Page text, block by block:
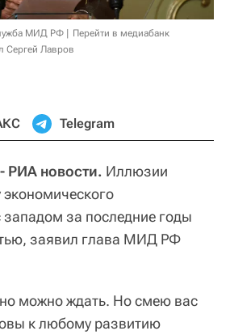
МИД РФ
Перейти в медиабанк
Сергей Лавров
Telegram
РИА новости. Иллюзии
экономического
западом за последние годы
заявил глава МИД РФ
можно ждать. Но смею вас
к любому развитию